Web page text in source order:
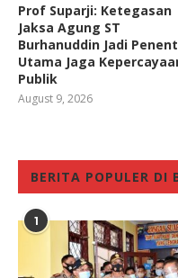
Prof Suparji: Ketegasan
Jaksa Agung ST
Burhanuddin Jadi
Utama Jaga
Publik
August 9, 2026
BERITA POPULER DI
1